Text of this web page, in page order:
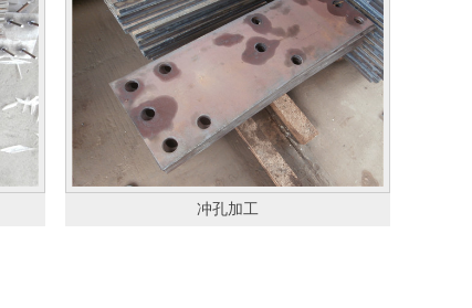
冲孔加工